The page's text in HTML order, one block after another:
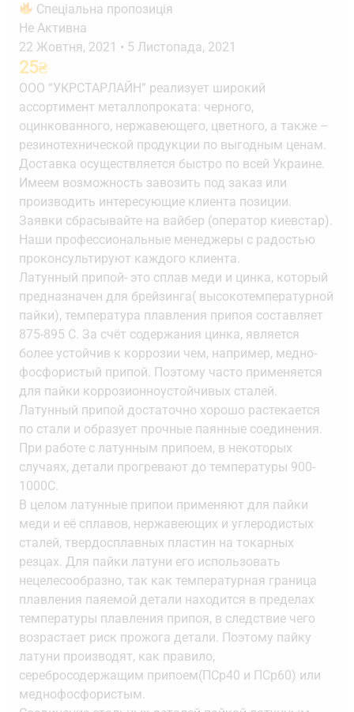
Спеціальна пропозиція
Не Активна
22 Жовтня, 2021 • 5 Листопада, 2021
25₴
ООО “УКРСТАРЛАЙН” реализует широкий
ассортимент металлопроката: черного,
оцинкованного, нержавеющего, цветного, а также –
резинотехнической продукции по выгодным ценам.
Доставка осуществляется быстро по всей Украине.
Имеем возможность завозить под заказ или
производить интересующие клиента позиции.
Заявки сбрасывайте на вайбер (оператор киевстар).
Наши профессиональные менеджеры с радостью
проконсультируют каждого клиента.
Латунный припой- это сплав меди и цинка, который
предназначен для брейзинга( высокотемпературной
пайки), температура плавления припоя составляет
875-895 С. За счёт содержания цинка, является
более устойчив к коррозии чем, например, медно-
фосфористый припой. Поэтому часто применяется
для пайки коррозионноустойчивых сталей.
Латунный припой достаточно хорошо растекается
по стали и образует прочные паянные соединения.
При работе с латунным припоем, в некоторых
случаях, детали прогревают до температуры 900-
1000С.
В целом латунные припои применяют для пайки
меди и её сплавов, нержавеющих и углеродистых
сталей, твердосплавных пластин на токарных
резцах. Для пайки латуни его использовать
нецелесообразно, так как температурная граница
плавления паяемой детали находится в пределах
температуры плавления припоя, в следствие чего
возрастает риск прожога детали. Поэтому пайку
латуни производят, как правило,
серебросодержащим припоем(ПСр40 и ПСр60) или
меднофосфористым.